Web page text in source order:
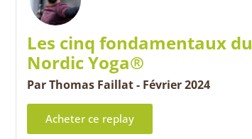
Les cinq fondamentaux du
Nordic Yoga®
Par Thomas Faillat - Février 2024
Acheter ce replay